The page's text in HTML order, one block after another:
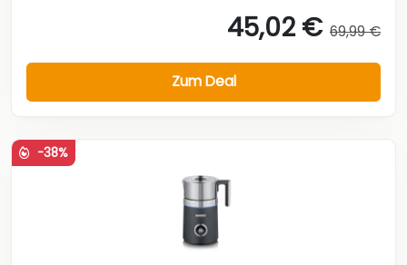
45,02 € 69,99 €
Zum Deal
-38%